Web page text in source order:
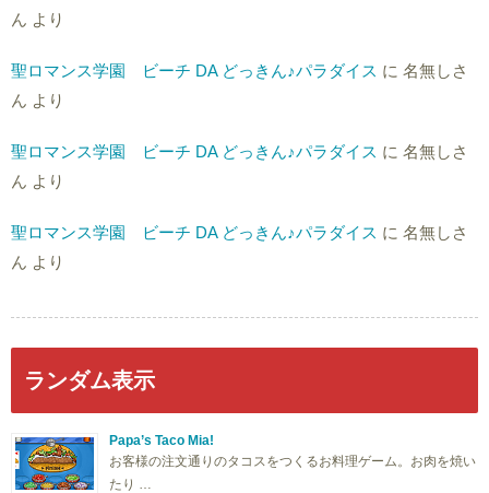
ん より
聖ロマンス学園 ビーチ DA どっきん♪パラダイス に 名無しさ
ん より
聖ロマンス学園 ビーチ DA どっきん♪パラダイス に 名無しさ
ん より
聖ロマンス学園 ビーチ DA どっきん♪パラダイス に 名無しさ
ん より
ランダム表示
Papa’s Taco Mia!
お客様の注文通りのタコスをつくるお料理ゲーム。お肉を焼い
たり …